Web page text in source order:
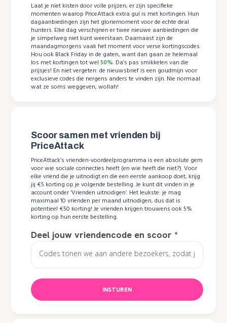
Laat je niet kisten door volle prijzen; er zijn specifieke
momenten waarop PriceAttack extra gul is met kortingen. Hun
dagaanbiedingen zijn het gloriemoment voor de echte deal
hunters. Elke dag verschijnen er twee nieuwe aanbiedingen die
je simpelweg niet kunt weerstaan. Daarnaast zijn de
maandagmorgens vaak het moment voor verse kortingscodes.
Hou ook Black Friday in de gaten, want dan gaan ze helemaal
los met kortingen tot wel50%. Da’s pas smikkelen van die
prijsjes! En niet vergeten: de nieuwsbrief is een goudmijn voor
exclusieve codes die nergens anders te vinden zijn. Nie normaal
wat ze soms weggeven, wollah!
Scoor samen met vrienden bij
PriceAttack
PriceAttack’s vrienden-voordeelprogramma is een absolute gem
voor wie sociale connecties heeft (en wie heeft die niet?). Voor
elke vriend die je uitnodigt en die een eerste aankoop doet, krijg
jij €5 korting op je volgende bestelling. Je kunt dit vinden in je
account onder ‘Vrienden uitnodigen’. Het leukste: je mag
maximaal 10 vrienden per maand uitnodigen, dus dat is
potentieel €50 korting! Je vrienden krijgen trouwens ook 5%
korting op hun eerste bestelling.
Deel jouw vriendencode en scoor*
INSTUREN